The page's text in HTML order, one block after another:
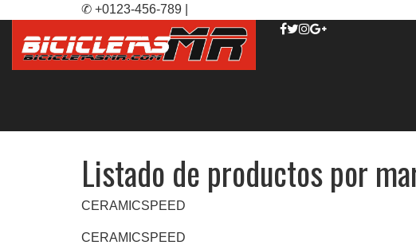
✆ +0123-456-789 |
Listado de productos por
CERAMICSPEED
CERAMICSPEED